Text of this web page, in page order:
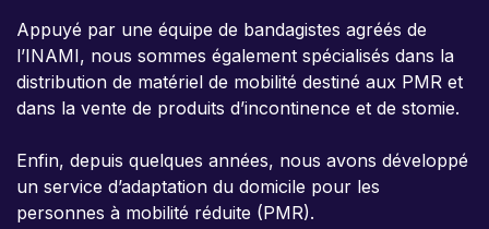
Appuyé par une équipe de bandagistes agréés de
l’INAMI, nous sommes également spécialisés dans la
distribution de matériel de mobilité destiné aux PMR et
dans la vente de produits d’incontinence et de stomie.
Enfin, depuis quelques années, nous avons développé
un service d’adaptation du domicile pour les
personnes à mobilité réduite (PMR).